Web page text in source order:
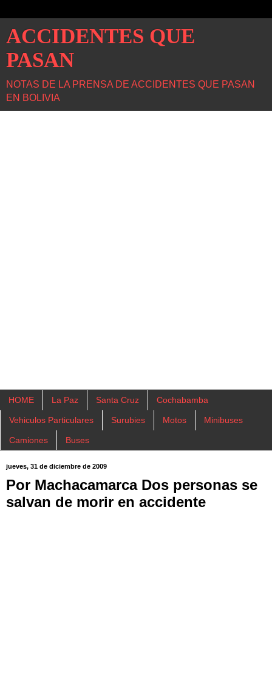
ACCIDENTES QUE
PASAN
NOTAS DE LA PRENSA DE ACCIDENTES QUE PASAN
EN BOLIVIA
HOME La Paz Santa Cruz Cochabamba
Vehiculos Particulares Surubies Motos Minibuses
Camiones Buses
jueves, 31 de diciembre de 2009
Por Machacamarca Dos personas se
salvan de morir en accidente